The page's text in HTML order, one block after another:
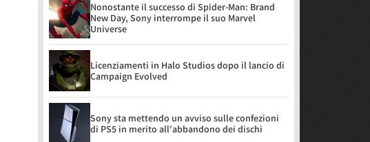
Nonostante il successo di Spider-Man: Brand
New Day, Sony interrompe il suo Marvel
Universe
Licenziamenti in Halo Studios dopo il lancio di
Campaign Evolved
Sony sta mettendo un avviso sulle confezioni
di PS5 in merito all'abbandono dei dischi